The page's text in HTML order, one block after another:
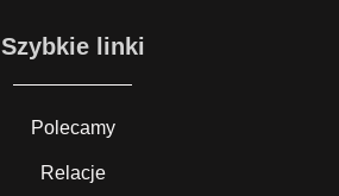
Szybkie linki
Polecamy
Relacje